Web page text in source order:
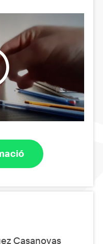
Casanovas